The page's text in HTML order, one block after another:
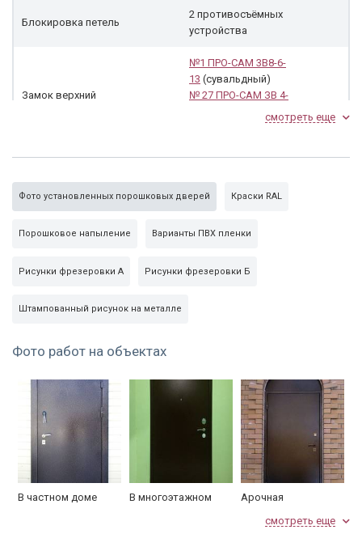
Блокировка петель
2 противосъёмных
устройства
Замок верхний
№1 ПРО-САМ 3В8-6-
13 (сувальдный)
№ 27 ПРО-САМ ЗВ 4-
медь
Личина «Апекс» 70 мм, ключ-ключ
Внешняя сторона
Утеплитель да
Внутренняя сторона
Глазок
Упаковка
смотреть еще
Фото установленных порошковых дверей Краски RAL
Порошковое напыление Варианты ПВХ пленки
Рисунки фрезеровки А Рисунки фрезеровки Б
Штампованный рисунок на металле
Фото работ на объектах
В частном доме
В многоэтажном
Арочная
смотреть еще